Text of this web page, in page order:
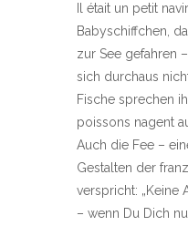
Il était un petit
Babyschiffchen,
zur See gefahren
sich durchaus
Fische sprechen
poissons nagent
Auch die Fee –
Gestalten der
verspricht: „Keine
– wenn Du Dich